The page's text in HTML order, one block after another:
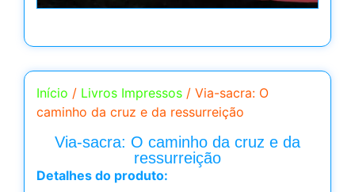
Início / Livros Impressos / Via-sacra: O
caminho da cruz e da ressurreição
Via-sacra: O caminho da cruz e da
ressurreição
Detalhes do produto: